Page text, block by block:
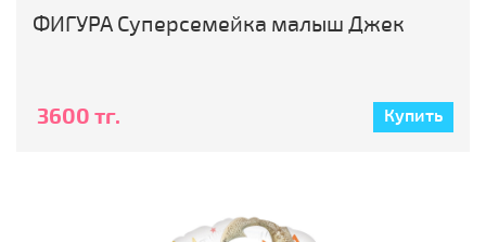
ФИГУРА Суперсемейка малыш Джек
3600 тг. Купить